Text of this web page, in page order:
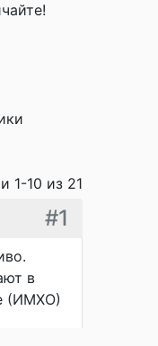
1-10 из 21
#1
в
(ИМХО)